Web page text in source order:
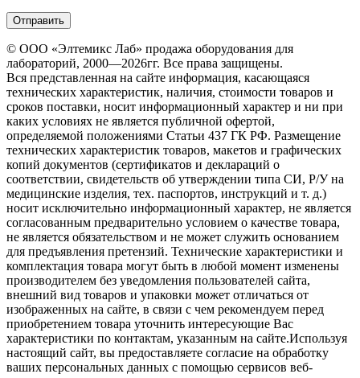
© ООО «Элтемикс Лаб» продажа оборудования для
лабораторий, 2000—2026гг. Все права защищены.
Вся представленная на сайте информация, касающаяся
технических характеристик, наличия, стоимости товаров и
сроков поставки, носит информационный характер и ни при
каких условиях не является публичной офертой,
определяемой положениями Статьи 437 ГК РФ. Размещение
технических характеристик товаров, макетов и графических
копий документов (сертификатов и деклараций о
соответствии, свидетельств об утверждении типа СИ, Р/У на
медицинские изделия, тех. паспортов, инструкций и т. д.)
носит исключительно информационный характер, не является
согласованным предварительно условием о качестве товара,
не является обязательством и не может служить основанием
для предъявления претензий. Технические характеристики и
комплектация товара могут быть в любой момент изменены
производителем без уведомления пользователей сайта,
внешний вид товаров и упаковки может отличаться от
изображенных на сайте, в связи с чем рекомендуем перед
приобретением товара уточнить интересующие Вас
характеристики по контактам, указанным на сайте.Используя
настоящий сайт, вы предоставляете согласие на обработку
ваших персональных данных с помощью сервисов веб-